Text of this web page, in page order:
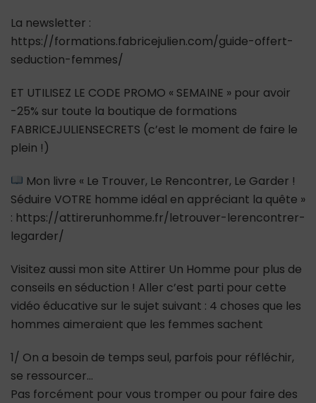
La newsletter :
https://formations.fabricejulien.com/guide-offert-
seduction-femmes/
ET UTILISEZ LE CODE PROMO « SEMAINE » pour avoir
-25% sur toute la boutique de formations
FABRICEJULIENSECRETS (c’est le moment de faire le
plein !)
Mon livre « Le Trouver, Le Rencontrer, Le Garder !
Séduire VOTRE homme idéal en appréciant la quête »
: https://attirerunhomme.fr/letrouver-lerencontrer-
legarder/
Visitez aussi mon site Attirer Un Homme pour plus de
conseils en séduction ! Aller c’est parti pour cette
vidéo éducative sur le sujet suivant : 4 choses que les
hommes aimeraient que les femmes sachent
1/ On a besoin de temps seul, parfois pour réfléchir,
se ressourcer…
Pas forcément pour vous tromper ou pour faire des